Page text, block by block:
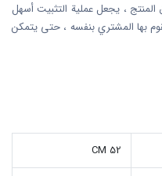
، يجعل عملية التثبيت أسهل
بها المشتري بنفسه ، حتى يتمكن
52 CM